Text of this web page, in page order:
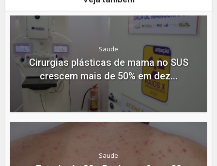
Saude
Cirurgias plásticas de mama no SUS
crescem mais de 50% em dez...
Saude